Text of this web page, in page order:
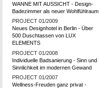
WANNE MIT AUSSICHT - Design-
Badezimmer als neuer Wohlfühlraum
PROJECT 01/2009
Neues Designhotel in Berlin - Über
500 Duschtassen von LUX
ELEMENTS
PROJECT 01/2008
Individuelle Badsanierung - Sinn und
Sinnlichkeit im modernen Gewand
PROJECT 01/2007
Wellness-Freuden ganz privat -